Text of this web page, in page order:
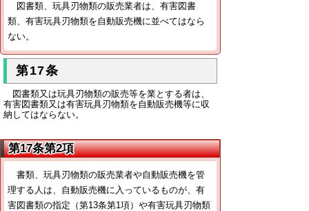
図書類、玩具刃物類の販売業者は、有害図書
類、有害玩具刃物類を自動販売機に並べてはなら
ない。
第17条
図書類又は玩具刃物類の販売等を業とする者は、
有害図書類又は有害玩具刃物類を自動販売機等に収
納してはならない。
第17条第2項
書類、玩具刃物類の販売業者や自動販売機を管
理する人は、自動販売機に入っているものが、有
害図書類の指定（第13条第1項）や有害玩具刃物類